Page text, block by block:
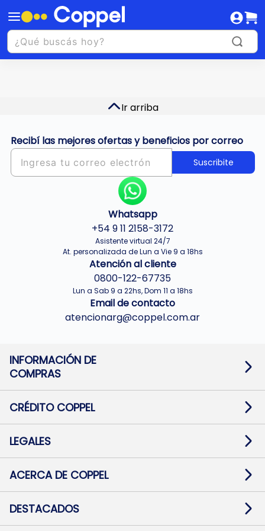
Ir arriba
Recibí las mejores ofertas y beneficios por correo
Suscribite
Whatsapp
+54 9 11 2158-3172
Asistente virtual 24/7
At. personalizada de Lun a Vie 9 a 18hs
Atención al cliente
0800-122-67735
Lun a Sab 9 a 22hs, Dom 11 a 18hs
Email de contacto
atencionarg@coppel.com.ar
INFORMACIÓN DE
COMPRAS
Términos y condiciones
Botón de arrepentimiento
Mapa de sitio
CRÉDITO COPPEL
Solicitar Crédito
Medios de Pago
Pago Fácil Online
LEGALES
Baja contratos
Defensa al consumidor CABA
ACERCA DE COPPEL
Trabajá con Nosotros
Preguntas Frecuentes
DESTACADOS